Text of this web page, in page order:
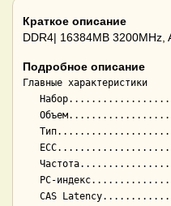
Краткое описание
DDR4| 16384MB 3200MHz,
Подробное описание
Главные характеристики